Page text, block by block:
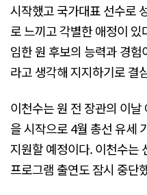
시작했고 국가대표 선수로
로 느끼고 각별한 애정이
임한 원 후보의 능력과 경
라고 생각해 지지하기로 결
이천수는 원 전 장관의 이
을 시작으로 4월 총선 유세
지원할 예정이다. 이천수는
프로그램 출연도 잠시 중단